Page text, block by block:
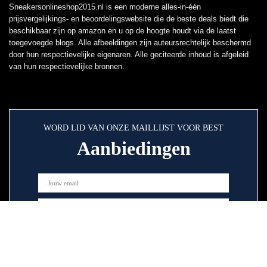
Sneakersonlineshop2015.nl is een moderne alles-in-één
prijsvergelijkings- en beoordelingswebsite die de beste deals biedt die
beschikbaar zijn op amazon en u op de hoogte houdt via de laatst
toegevoegde blogs. Alle afbeeldingen zijn auteursrechtelijk beschermd
door hun respectievelijke eigenaren. Alle geciteerde inhoud is afgeleid
van hun respectievelijke bronnen.
WORD LID VAN ONZE MAILLIJST VOOR BEST
Aanbiedingen